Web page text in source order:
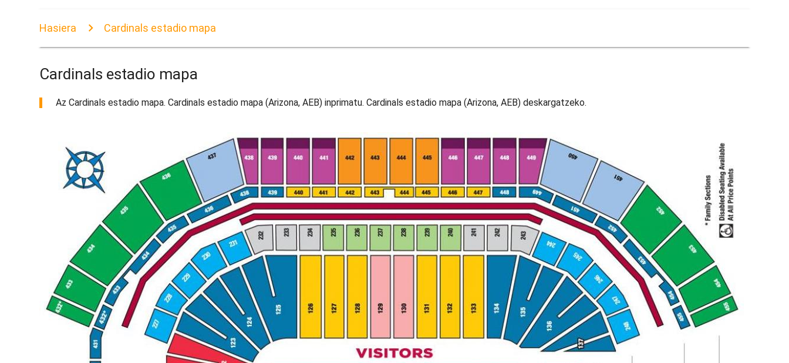
Hasiera Cardinals estadio mapa
Cardinals estadio mapa
Az Cardinals estadio mapa. Cardinals estadio mapa (Arizona, AEB) inprimatu. Cardinals estadio mapa (Arizona, AEB) deskargatzeko.